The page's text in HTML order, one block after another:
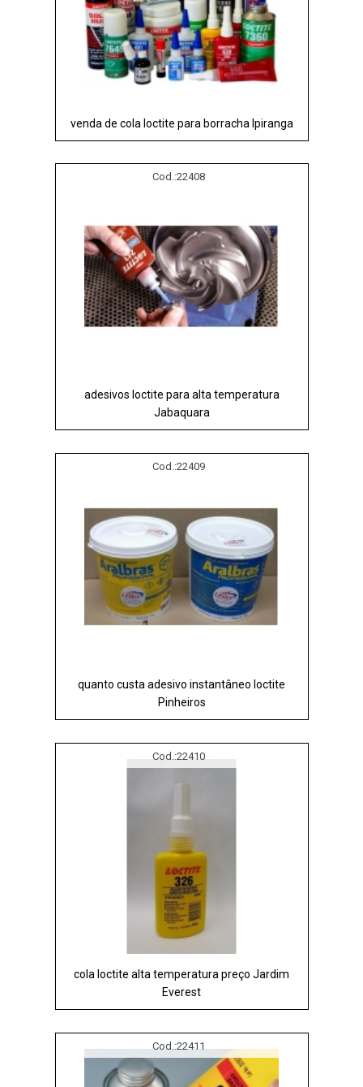
venda de cola loctite para borracha Ipiranga
Cod.:22408
adesivos loctite para alta temperatura
Jabaquara
Cod.:22409
quanto custa adesivo instantâneo loctite
Pinheiros
Cod.:22410
cola loctite alta temperatura preço Jardim
Everest
Cod.:22411